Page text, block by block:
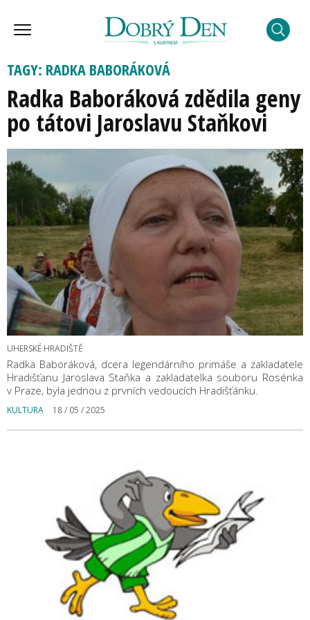
TAGY: RADKA BABORÁKOVÁ
Radka Baboráková zdědila geny
po tátovi Jaroslavu Staňkovi
UHERSKÉ HRADIŠTĚ
Radka Baboráková, dcera legendárního primáše a zakladatele
Hradišťanu Jaroslava Staňka a zakladatelka souboru Rosénka
v Praze, byla jednou z prvních vedoucích Hradišťánku.
KULTURA 18 / 05 / 2025